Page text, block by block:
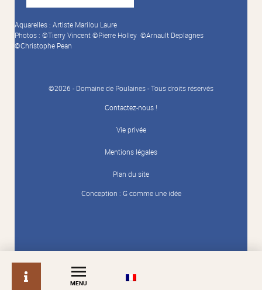
info
MENU
Aquarelles : Artiste Marilou Laure
Photos : ©Tierry Vincent ©Pierre Holley ©Arnault Deplagnes
©Christophe Pean
©2026 - Domaine de Poulaines - Tous droits réservés
Contactez-nous !
Vie privée
Mentions légales
Plan du site
Conception : G comme une idée